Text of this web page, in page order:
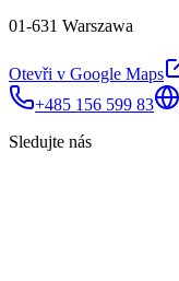
01-631 Warszawa
Otevři v Google Maps
+485 156 599 83
Sledujte nás